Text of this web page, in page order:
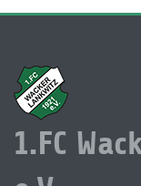
1.FC